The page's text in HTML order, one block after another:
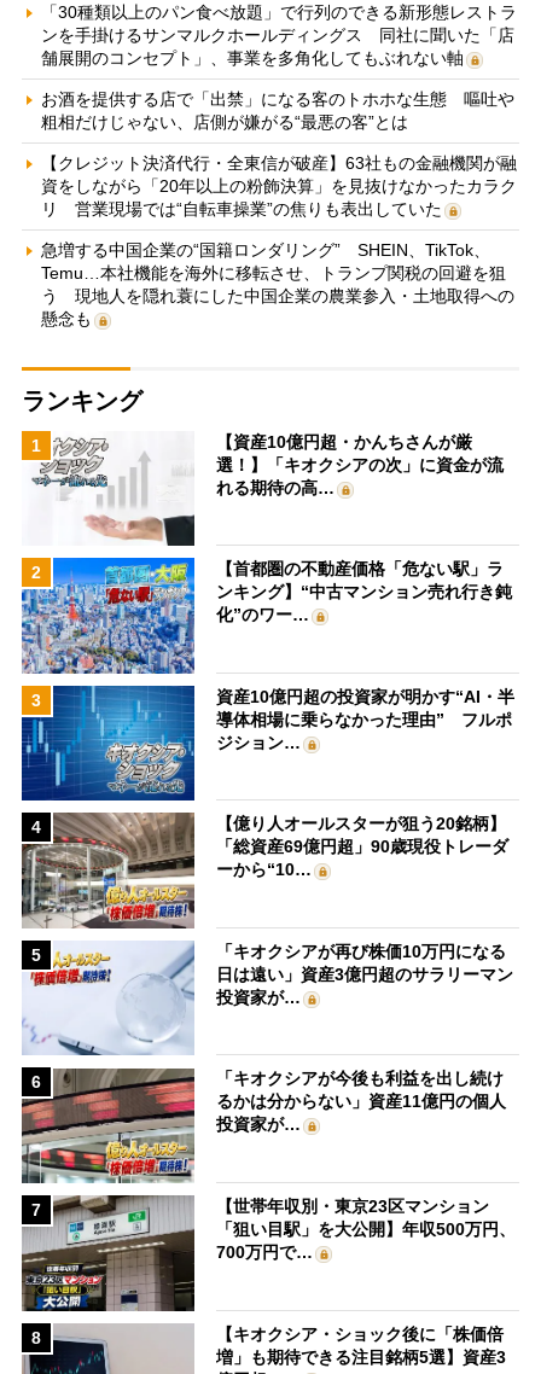
「30種類以上のパン食べ放題」で行列のできる新形態レストラ
ンを手掛けるサンマルクホールディングス 同社に聞いた「店
舗展開のコンセプト」、事業を多角化してもぶれない軸
お酒を提供する店で「出禁」になる客のトホホな生態 嘔吐や
粗相だけじゃない、店側が嫌がる“最悪の客”とは
【クレジット決済代行・全東信が破産】63社もの金融機関が融
資をしながら「20年以上の粉飾決算」を見抜けなかったカラク
リ 営業現場では“自転車操業”の焦りも表出していた
急増する中国企業の“国籍ロンダリング” SHEIN、TikTok、
Temu…本社機能を海外に移転させ、トランプ関税の回避を狙
う 現地人を隠れ蓑にした中国企業の農業参入・土地取得への
懸念も
ランキング
1
【資産10億円超・かんちさんが厳
選！】「キオクシアの次」に資金が流
れる期待の高…
2
【首都圏の不動産価格「危ない駅」ラ
ンキング】“中古マンション売れ行き鈍
化”のワー…
3
資産10億円超の投資家が明かす“AI・半
導体相場に乗らなかった理由” フルポ
ジション…
4
【億り人オールスターが狙う20銘柄】
「総資産69億円超」90歳現役トレーダ
ーから“10…
5
「キオクシアが再び株価10万円になる
日は遠い」資産3億円超のサラリーマン
投資家が…
6
「キオクシアが今後も利益を出し続け
るかは分からない」資産11億円の個人
投資家が…
7
【世帯年収別・東京23区マンション
「狙い目駅」を大公開】年収500万円、
700万円で…
8
【キオクシア・ショック後に「株価倍
増」も期待できる注目銘柄5選】資産3